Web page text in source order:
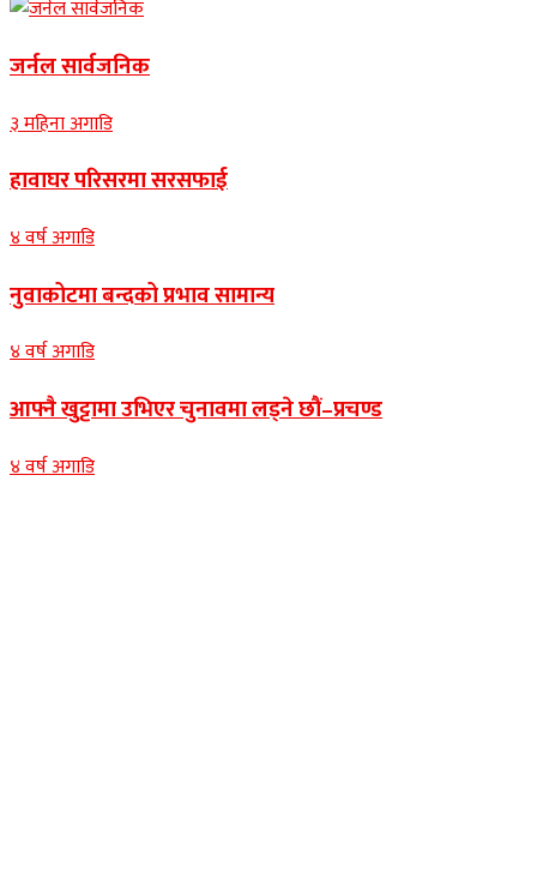
जर्नल सार्वजनिक
३ महिना अगाडि
हावाघर परिसरमा सरसफाई
४ वर्ष अगाडि
नुवाकोटमा बन्दको प्रभाव सामान्य
४ वर्ष अगाडि
आफ्नै खुट्टामा उभिएर चुनावमा लड्ने छौं–प्रचण्ड
४ वर्ष अगाडि